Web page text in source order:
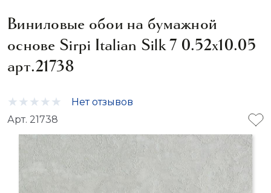
Виниловые обои на бумажной
основе Sirpi Italian Silk 7 0.52x10.05
арт.21738
Нет отзывов
Арт. 21738